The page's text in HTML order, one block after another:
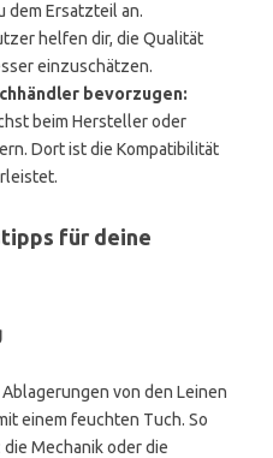
dem Ersatzteil an.
helfen dir, die Qualität
einzuschätzen.
bevorzugen:
beim Hersteller oder
Dort ist die Kompatibilität
für deine
von den Leinen
einem feuchten Tuch. So
Mechanik oder die